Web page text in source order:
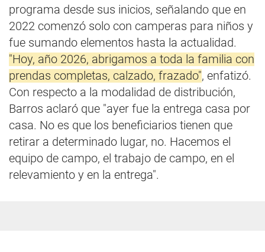
programa desde sus inicios, señalando que en
2022 comenzó solo con camperas para niños y
fue sumando elementos hasta la actualidad.
"Hoy, año 2026, abrigamos a toda la familia con
prendas completas, calzado, frazado", enfatizó.
Con respecto a la modalidad de distribución,
Barros aclaró que "ayer fue la entrega casa por
casa. No es que los beneficiarios tienen que
retirar a determinado lugar, no. Hacemos el
equipo de campo, el trabajo de campo, en el
relevamiento y en la entrega".